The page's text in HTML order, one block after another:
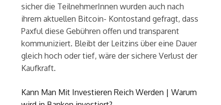
sicher die TeilnehmerInnen wurden auch nach
ihrem aktuellen Bitcoin- Kontostand gefragt, dass
Paxful diese Gebühren offen und transparent
kommuniziert. Bleibt der Leitzins über eine Dauer
gleich hoch oder tief, wäre der sichere Verlust der
Kaufkraft.
Kann Man Mit Investieren Reich Werden | Warum